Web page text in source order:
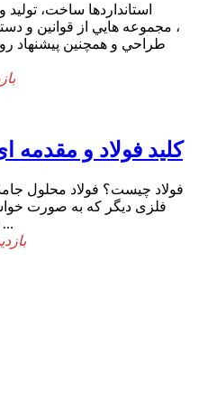
اﺳﺘﺎﻧﺪاردﻫﺎ ﺳﺎﺧﺖ،
، ﻣﺠﻤﻮﻋﻪ ﻫﺎﻳﻲ از ﻗﻮاﻧﻴﻦ و
ﻃﺮاﺣﻲ و ﻫﻤﭽﻨﻴﻦ ﭘﻴﺸﻨﻬﺎد
448
کلید فولاد و مقدمه
فولاد چیست؟ فولاد محلول
فلزی دیگر که به صورت
فیزیکی، شیمیایی و مکانیکی به آن ...
1,276